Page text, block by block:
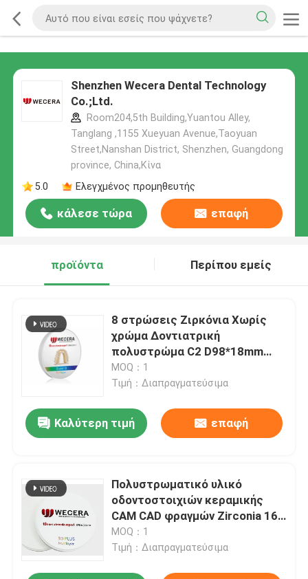
Shenzhen Wecera Dental Technology
Co.;Ltd.
Room204,5th Building,Yuantou Alley,
Tanglang ,1155 Xueyuan Avenue,Taoyuan
Street,Nanshan District, Shenzhen, Guangdong
province, China,Κίνα
5.0
Ελεγχμένος προμηθευτής
κάλεσε τώρα επαφή
προϊόντα Περίπου εμείς
8 στρώσεις Ζιρκόνια Χωρίς
χρώμα Δοντιατρική
πολυστρώμα C2 D98*18mm
57% Διαφανές
MOQ：1
Τιμή：Διαπραγματεύσιμα
Καλύτερη τιμή επαφή
Πολυστρωματικό υλικό
οδοντοστοιχιών κεραμικής
CAM CAD φραγμών Zirconia 16
σκιών
MOQ：1
Τιμή：Διαπραγματεύσιμα